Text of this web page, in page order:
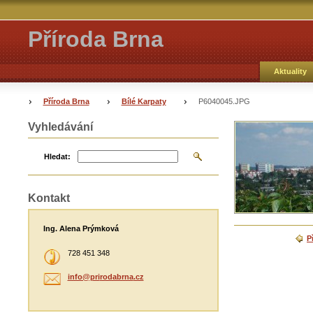
Příroda Brna
Aktuality
Příroda Brna Bílé Karpaty P6040045.JPG
Vyhledávání
Hledat:
Kontakt
Ing. Alena Prýmková
728 451 348
info@prirodabrna.cz